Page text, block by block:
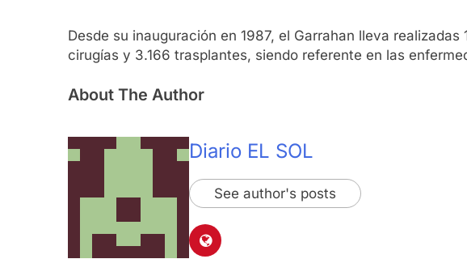
Desde su inauguración en 1987, el Garrahan lleva
cirugías y 3.166 trasplantes, siendo referente en las
About The Author
Diario EL SOL
See author's posts